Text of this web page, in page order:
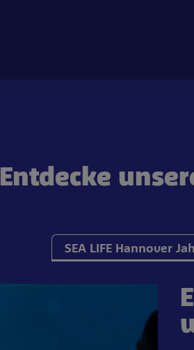
Entdecke
SEA LIFE Hannover